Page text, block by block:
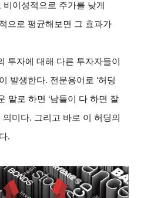
이성적으로 주가를 낮게
으로 평균해보면 그 효과가
투자에 대해 다른 투자자들이
발생한다. 전문용어로 ‘허딩
말로 하면 ‘남들이 다 하면 잘
의미다. 그리고 바로 이 허딩의
.